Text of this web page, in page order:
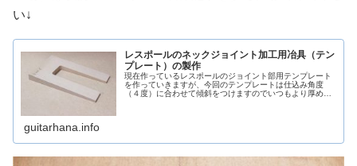
い↓
レスポールのネックジョイント加工用冶具（テン
プレート）の製作
現在作っているレスポールのジョイント部用テンプレート
を作っていきますが、今回のテンプレートは仕込み角度
（４度）に合わせて傾斜をつけますのでいつもより厚めの
角度をつけずネック側の底面に角度をつけて作られている
レスポールもあります。（ギブソンは基本的にはボディ側
guitarhana.info